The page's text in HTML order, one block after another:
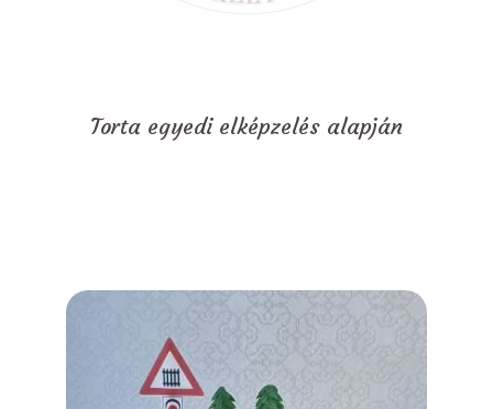
Torta egyedi elképzelés alapján